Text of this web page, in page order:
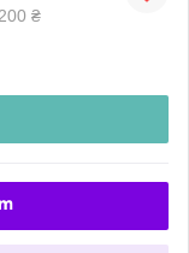
₴